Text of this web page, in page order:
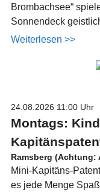
Brombachsee“
Sonnendeck
Weiterlesen >>
24.08.2026 11:00 Uhr
Montags:
Ramsberg (Achtung:
Mini-Kapitäns-
es jede Menge